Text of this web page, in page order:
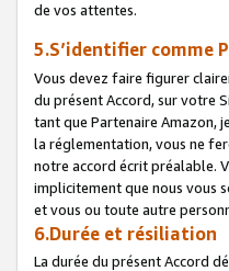
de vos attentes.
5.S’identifier comme
Vous devez faire figurer
du présent Accord, sur votre
tant que Partenaire Amazon,
la réglementation, vous ne
notre accord écrit préalable.
implicitement que nous vous
et vous ou toute autre
6.Durée et résiliation
La durée du présent Accord